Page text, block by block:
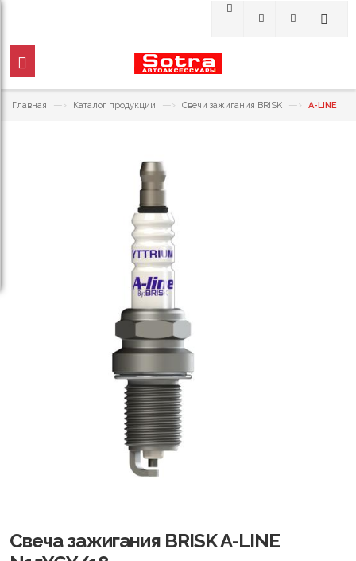
Главная —› Каталог продукции —› Свечи зажигания BRISK —› A-LINE
Свеча зажигания BRISK A-LINE